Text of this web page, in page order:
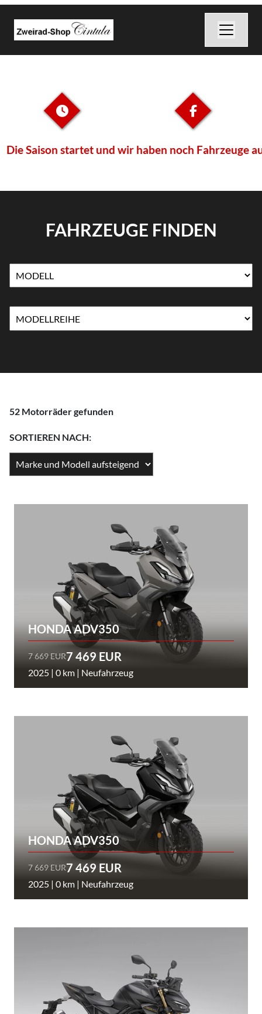
startet und wir haben noch Fahrzeuge aus dem
FAHRZEUGE FINDEN
52 Motorräder gefunden
SORTIEREN NACH:
HONDA ADV350
7 669 EUR7 469 EUR
2025 | 0 km | Neufahrzeug
HONDA ADV350
7 669 EUR7 469 EUR
2025 | 0 km | Neufahrzeug